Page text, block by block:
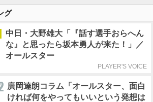
グ
中日・大野雄大「『話す選手おらへん
な』と思ったら坂本勇人が来た！」／
オールスター
PLAYER'S VOICE
廣岡達朗コラム「オールスター、面白
ければ何をやってもいいという発想は